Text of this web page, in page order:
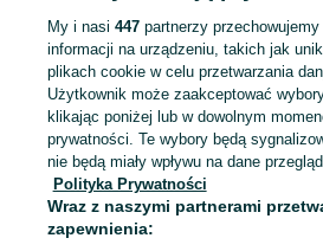
KATEGORIA
Mapa kategorii
Mapa miejscowości
Mapa ministron
My i nasi 447partnerzy
informacji na urządzeniu, takich jak
plikach cookie w celu przetwarzania
Użytkownik może zaakceptować
klikając poniżej lub w dowolnym
prywatności. Te wybory będą
nie będą miały wpływu na dane
Polityka Prywatności
Wraz z naszymi partnerami
zapewnienia: